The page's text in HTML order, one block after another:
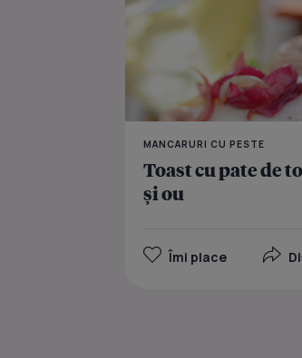
MANCARURI CU PESTE
Toast cu pate de
și ou
Îmi place